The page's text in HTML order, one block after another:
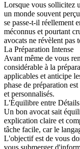
Lorsque vous sollicitez
un monde souvent
se passe-t-il réellement
méconnus et pourtant
avocats ne révèlent pas
La Préparation Intense
Avant même de vous
considérable à la
applicables et anticipe
phase de préparation
et personnalisés.
L'Équilibre entre
Un bon avocat sait
explication claire et
tâche facile, car le
L'objectif est de vous